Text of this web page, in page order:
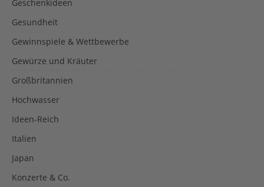
Geschenkideen
Gesundheit
Gewinnspiele & Wettbewerbe
Gewürze und Kräuter
Großbritannien
Hochwasser
Ideen-Reich
Italien
Japan
Konzerte & Co.